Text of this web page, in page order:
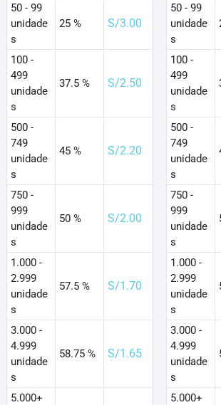
50 - 99
unidade
s
25 % S/3.00
100 -
499
unidade
s
37.5 % S/2.50
500 -
749
unidade
s
45 % S/2.20
750 -
999
unidade
s
50 % S/2.00
1.000 -
2.999
unidade
s
57.5 % S/1.70
3.000 -
4.999
unidade
s
58.75 % S/1.65
5.000+
50 - 99
unidade
s
100 -
499
unidade
s
500 -
749
unidade
s
750 -
999
unidade
s
1.000 -
2.999
unidade
s
3.000 -
4.999
unidade
s
5.000+